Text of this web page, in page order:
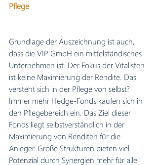
Pflege
Grundlage der Auszeichnung ist auch,
dass die VIP GmbH ein mittelständisches
Unternehmen ist. Der Fokus der Vitalisten
ist keine Maximierung der Rendite. Das
versteht sich in der Pflege von selbst?
Immer mehr Hedge-Fonds kaufen sich in
den Pflegebereich ein. Das Ziel dieser
Fonds liegt selbstverständlich in der
Maximierung von Renditen für die
Anleger. Große Strukturen bieten viel
Potenzial durch Synergien mehr für alle